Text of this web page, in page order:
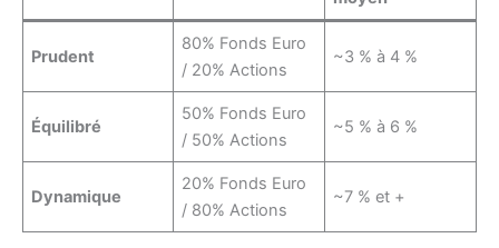
Prudent
80% Fonds Euro
/ 20% Actions
~3 % à 4 %
Équilibré
50% Fonds Euro
/ 50% Actions
~5 % à 6 %
Dynamique
20% Fonds Euro
/ 80% Actions
~7 % et +